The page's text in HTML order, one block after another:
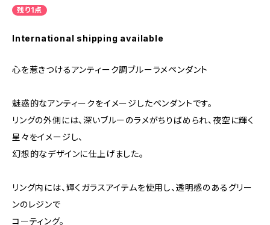
残り1点
International shipping available
心を惹きつけるアンティーク調ブルーラメペンダント
魅惑的なアンティークをイメージしたペンダントです。
リングの外側には、深いブルーのラメがちりばめられ、夜空に輝く
星々をイメージし、
幻想的なデザインに仕上げました。
リング内には、輝くガラスアイテムを使用し、透明感のあるグリー
ンのレジンで
コーティング。